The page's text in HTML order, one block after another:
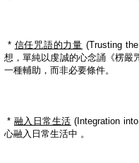
* 信任咒語的力量 (Trusting
想，單純以虔誠的心念誦《楞嚴
一種輔助，而非必要條件。
* 融入日常生活 (Integration
心融入日常生活中 。